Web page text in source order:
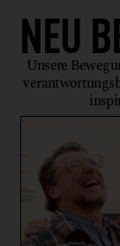
NEU
Unsere